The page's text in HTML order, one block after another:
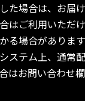
た場合は、お届
はご利用いただけ
る場合がありま
ステム上、通
はお問い合わせ